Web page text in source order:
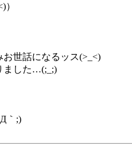
世話になるッス(>_<)
ました…(;_;)
｀;)